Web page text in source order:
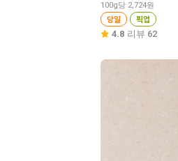
100g당 2,724원
당일 픽업
4.8 리뷰 62